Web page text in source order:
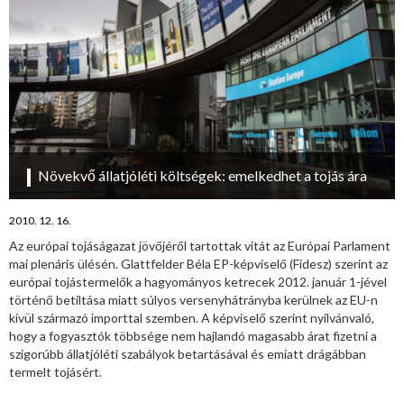
Növekvő állatjóléti költségek: emelkedhet a tojás ára
2010. 12. 16.
Az európai tojáságazat jövőjéről tartottak vitát az Európai Parlament
mai plenáris ülésén. Glattfelder Béla EP-képviselő (Fidesz) szerint az
európai tojástermelők a hagyományos ketrecek 2012. január 1-jével
történő betiltása miatt súlyos versenyhátrányba kerülnek az EU-n
kívül származó importtal szemben. A képviselő szerint nyilvánvaló,
hogy a fogyasztók többsége nem hajlandó magasabb árat fizetni a
szigorúbb állatjóléti szabályok betartásával és emiatt drágábban
termelt tojásért.